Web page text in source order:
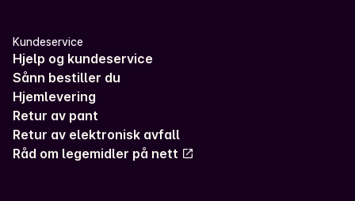
Kundeservice
Hjelp og kundeservice
Sånn bestiller du
Hjemlevering
Retur av pant
Retur av elektronisk avfall
Råd om legemidler på nett